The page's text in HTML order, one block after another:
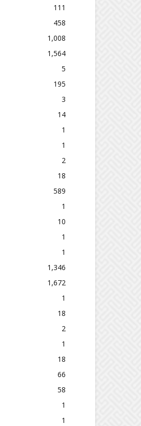
111
458
1,008
1,564
5
195
3
14
1
1
2
18
589
1
10
1
1
1,346
1,672
1
18
2
1
18
66
58
1
1